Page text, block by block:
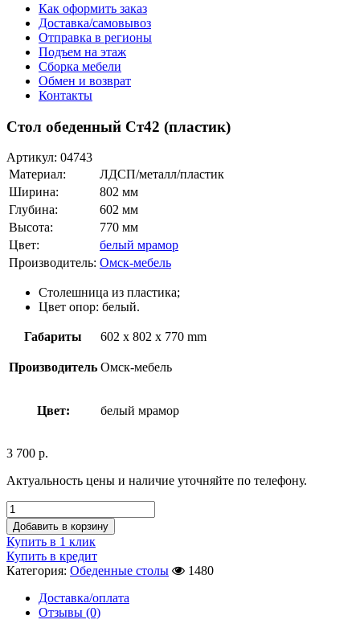
Как оформить заказ
Доставка/самовывоз
Отправка в регионы
Подъем на этаж
Сборка мебели
Обмен и возврат
Контакты
Стол обеденный Ст42 (пластик)
Артикул: 04743
Материал:
ЛДСП/металл/пластик
Ширина:
802 мм
Глубина:
602 мм
Высота:
770 мм
Цвет:
белый мрамор
Производитель: Омск-мебель
Столешница из пластика;
Цвет опор: белый.
Габариты 602 x 802 x 770 mm
Производитель Омск-мебель
Цвет: белый мрамор
3 700 р.
Актуальность цены и наличие уточняйте по телефону.
Добавить в корзину
Купить в 1 клик
Купить в кредит
Категория: Обеденные столы
1480
Доставка/оплата
Отзывы (0)